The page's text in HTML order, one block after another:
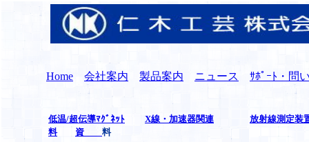
Home 会社案内 製品案内 ニュース ｻﾎﾟｰﾄ・問
低温/超伝導ﾏｸﾞﾈｯﾄ X線・加速器関連
放射線測定装
料
資 料